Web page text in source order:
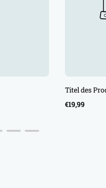
Titel des
Regulärer
Preis
€19,99